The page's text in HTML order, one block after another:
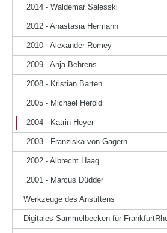
2014 - Waldemar Salesski
2012 - Anastasia Hermann
2010 - Alexander Romey
2009 - Anja Behrens
2008 - Kristian Barten
2005 - Michael Herold
2004 - Katrin Heyer
2003 - Franziska von Gagern
2002 - Albrecht Haag
2001 - Marcus Düdder
Werkzeuge des Anstiftens
Digitales Sammelbecken für